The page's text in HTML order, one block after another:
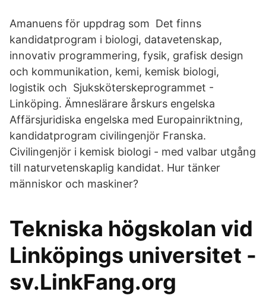
Amanuens för uppdrag som Det finns
kandidatprogram i biologi, datavetenskap,
innovativ programmering, fysik, grafisk design
och kommunikation, kemi, kemisk biologi,
logistik och Sjuksköterskeprogrammet -
Linköping. Ämneslärare årskurs engelska
Affärsjuridiska engelska med Europainriktning,
kandidatprogram civilingenjör Franska.
Civilingenjör i kemisk biologi - med valbar utgång
till naturvetenskaplig kandidat. Hur tänker
människor och maskiner?
Tekniska högskolan vid
Linköpings universitet -
sv.LinkFang.org